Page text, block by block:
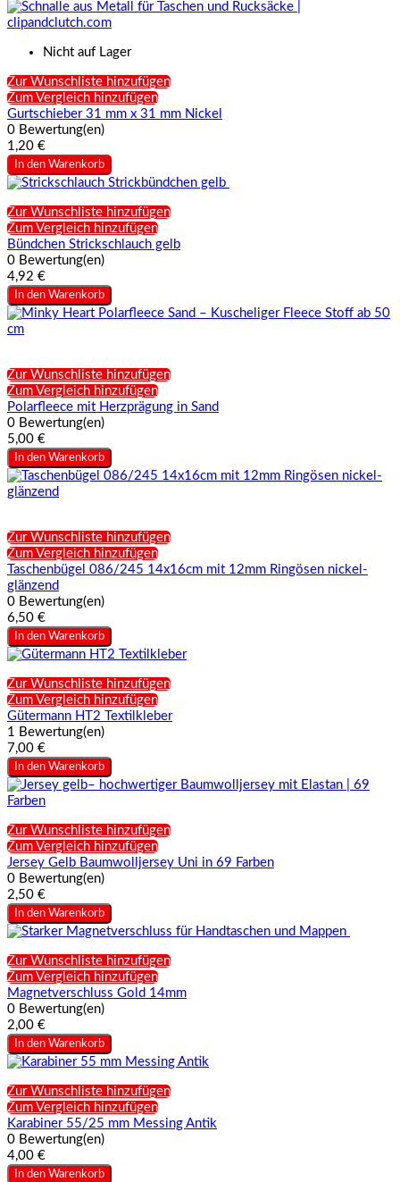
Nicht auf Lager
Zur Wunschliste hinzufügen
Zum Vergleich hinzufügen
Gurtschieber 31 mm x 31 mm Nickel
0 Bewertung(en)
1,20 €
In den Warenkorb
Zur Wunschliste hinzufügen
Zum Vergleich hinzufügen
Bündchen Strickschlauch gelb
0 Bewertung(en)
4,92 €
In den Warenkorb
Zur Wunschliste hinzufügen
Zum Vergleich hinzufügen
Polarfleece mit Herzprägung in Sand
0 Bewertung(en)
5,00 €
In den Warenkorb
Zur Wunschliste hinzufügen
Zum Vergleich hinzufügen
Taschenbügel 086/245 14x16cm mit 12mm Ringösen nickel-
glänzend
0 Bewertung(en)
6,50 €
In den Warenkorb
Zur Wunschliste hinzufügen
Zum Vergleich hinzufügen
Gütermann HT2 Textilkleber
1 Bewertung(en)
7,00 €
In den Warenkorb
Zur Wunschliste hinzufügen
Zum Vergleich hinzufügen
Jersey Gelb Baumwolljersey Uni in 69 Farben
0 Bewertung(en)
2,50 €
In den Warenkorb
Zur Wunschliste hinzufügen
Zum Vergleich hinzufügen
Magnetverschluss Gold 14mm
0 Bewertung(en)
2,00 €
In den Warenkorb
Zur Wunschliste hinzufügen
Zum Vergleich hinzufügen
Karabiner 55/25 mm Messing Antik
0 Bewertung(en)
4,00 €
In den Warenkorb